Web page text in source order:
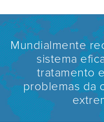
Mundialmente
sistema
tratamento
problemas da